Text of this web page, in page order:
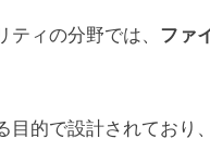
ィの分野では、 ファ
的で設計されており